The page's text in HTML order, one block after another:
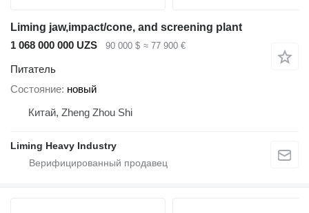
Liming jaw,impact/cone, and screening plant
1 068 000 000 UZS
90 000 $ ≈ 77 900 €
Питатель
Состояние новый
Китай, Zheng Zhou Shi
Liming Heavy Industry